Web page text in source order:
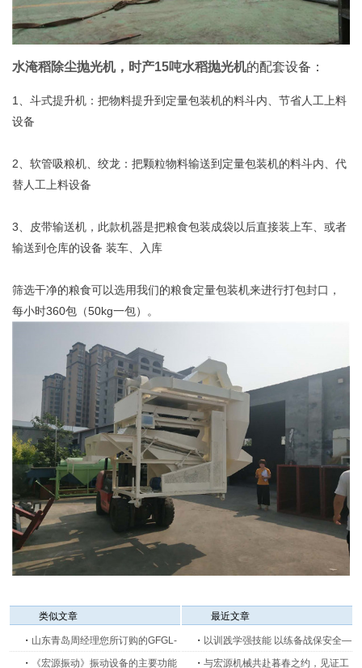
水淹稻除尘抛光机，时产15吨水稻抛光机的配套设备：
1、斗式提升机：把物料提升到定量包装机的料斗内、节省人工上料
设备
2、软管吸粮机、绞龙：把颗粒物料输送到定量包装机的料斗内、代
替人工上料设备
3、皮带输送机，此款机器是把粮食包装成袋以后直接装上车、或者
输送到仓库的设备 装车、入库
筛选干净的粮食可以选用我们的粮食定量包装机来进行打包封口，
每小时360包（50kg一包）。
类似文章
・ 山东青岛周经理您所订购的GFGL-
800振动筛已发出
・ 《宏源振动》振动设备的主要功能
最近文章
・ 以训践学强技能 以练备战保安全—
新乡宏源机械开展生产消防安全培训
・ 与宏源机械共赴暮春之约，见证工